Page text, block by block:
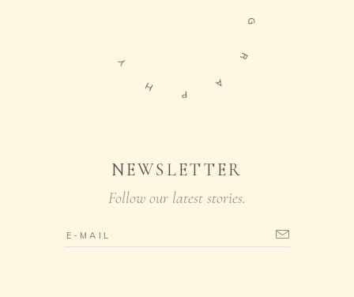
G
R
A
P
H
Y
NEWSLETTER
Follow our latest stories.